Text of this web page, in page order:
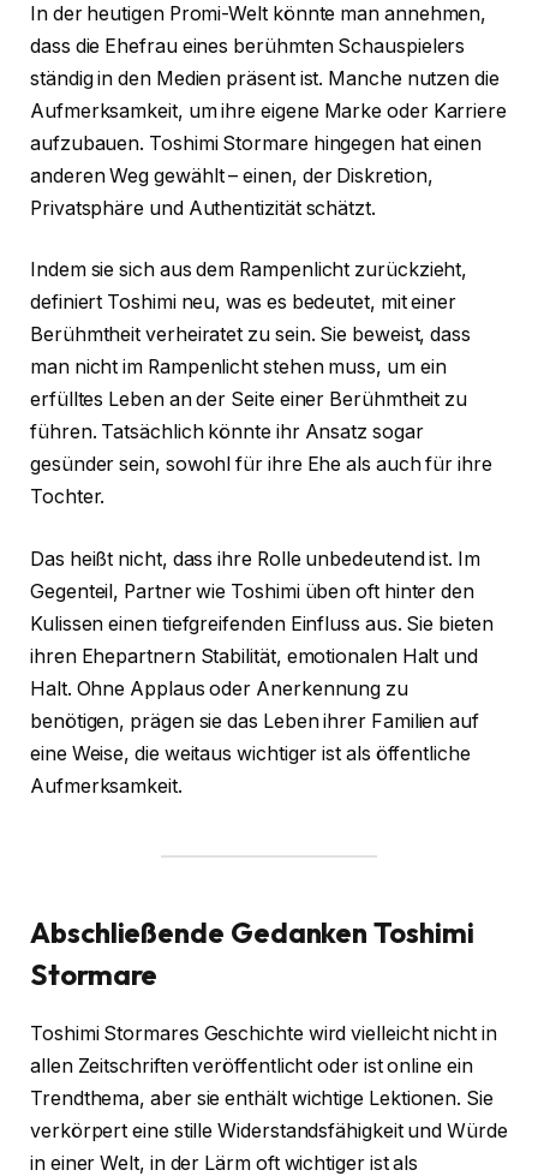
In der heutigen Promi-Welt könnte man annehmen,
dass die Ehefrau eines berühmten Schauspielers
ständig in den Medien präsent ist. Manche nutzen die
Aufmerksamkeit, um ihre eigene Marke oder Karriere
aufzubauen. Toshimi Stormare hingegen hat einen
anderen Weg gewählt – einen, der Diskretion,
Privatsphäre und Authentizität schätzt.
Indem sie sich aus dem Rampenlicht zurückzieht,
definiert Toshimi neu, was es bedeutet, mit einer
Berühmtheit verheiratet zu sein. Sie beweist, dass
man nicht im Rampenlicht stehen muss, um ein
erfülltes Leben an der Seite einer Berühmtheit zu
führen. Tatsächlich könnte ihr Ansatz sogar
gesünder sein, sowohl für ihre Ehe als auch für ihre
Tochter.
Das heißt nicht, dass ihre Rolle unbedeutend ist. Im
Gegenteil, Partner wie Toshimi üben oft hinter den
Kulissen einen tiefgreifenden Einfluss aus. Sie bieten
ihren Ehepartnern Stabilität, emotionalen Halt und
Halt. Ohne Applaus oder Anerkennung zu
benötigen, prägen sie das Leben ihrer Familien auf
eine Weise, die weitaus wichtiger ist als öffentliche
Aufmerksamkeit.
Abschließende Gedanken Toshimi
Stormare
Toshimi Stormares Geschichte wird vielleicht nicht in
allen Zeitschriften veröffentlicht oder ist online ein
Trendthema, aber sie enthält wichtige Lektionen. Sie
verkörpert eine stille Widerstandsfähigkeit und Würde
in einer Welt, in der Lärm oft wichtiger ist als